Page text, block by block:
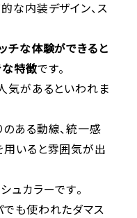
な内装デザイン、ス
チな体験ができると
な特徴です。
気があるといわれま
ある動線、統一感
用いると雰囲気が出
ュカラーです。
でも使われたダマス